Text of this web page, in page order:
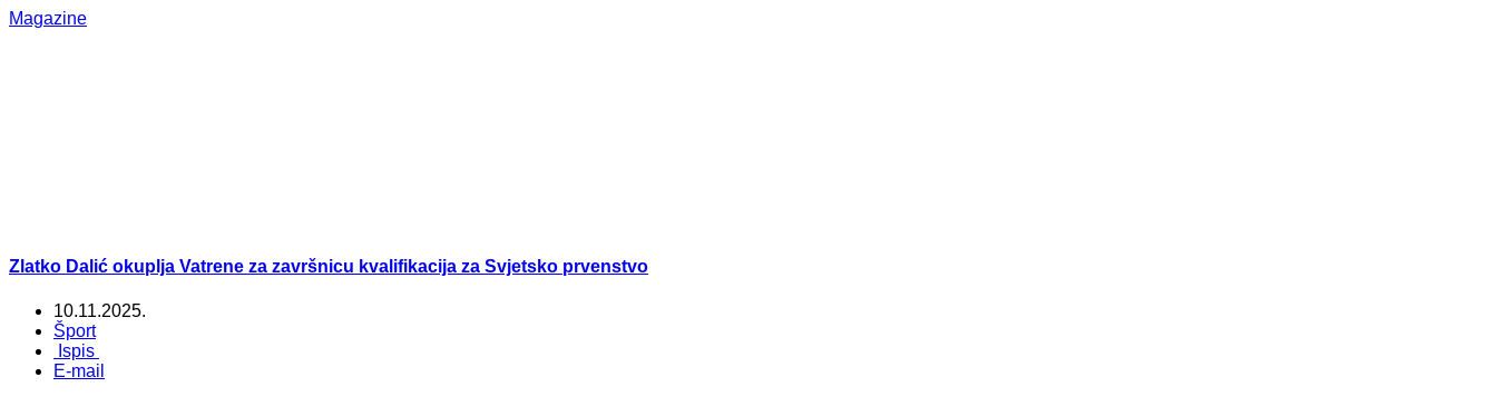
Magazine
Zlatko Dalić okuplja Vatrene za završnicu kvalifikacija za Svjetsko prvenstvo
10.11.2025.
Šport
Ispis
E-mail